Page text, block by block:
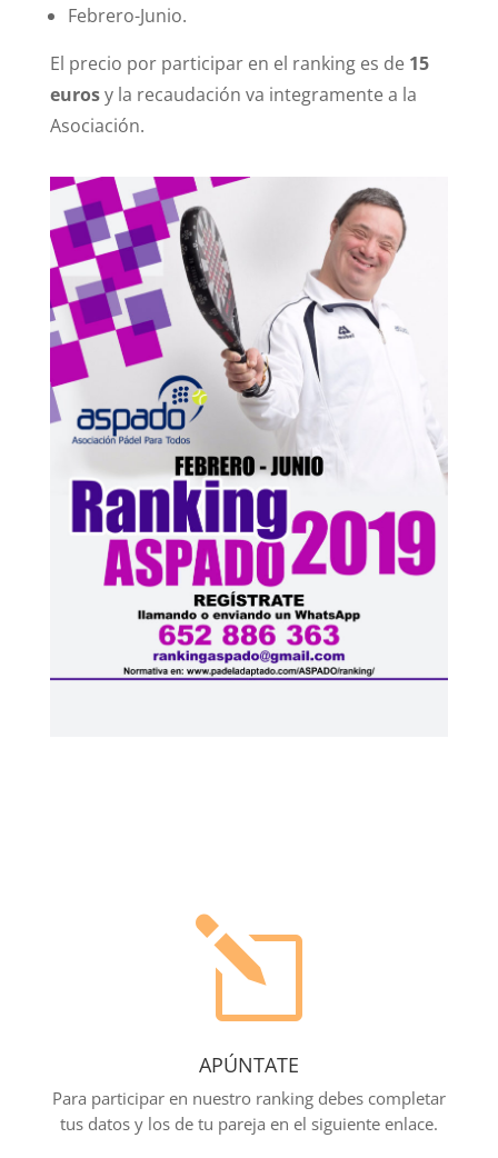
Febrero-Junio.
El precio por participar en el ranking es de 15
eurosy la recaudación va integramente a la
Asociación.
l
APÚNTATE
Para participar en nuestro ranking debes completar
tus datos y los de tu pareja en el siguiente enlace.